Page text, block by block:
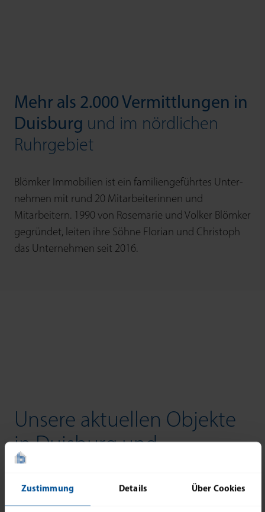
Zustimmung Details Über Cookies
Mehr als 2.000 Vermittlungen in
Duisburg und im nördlichen
Ruhrgebiet
Blömker Immobilien ist ein familien­geführtes Unter­
nehmen mit rund 20 Mitarbeiter­innen und
Mitarbeitern. 1990 von Rosemarie und Volker Blömker
gegründet, leiten ihre Söhne Florian und Christoph
das Unternehmen seit 2016.
Unsere aktuellen Objekte
in Duisburg und
Umgebung
Alle Angebote